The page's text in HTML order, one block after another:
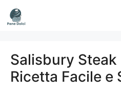
Vai
al
Salisbury Steak
Ricetta Facile e